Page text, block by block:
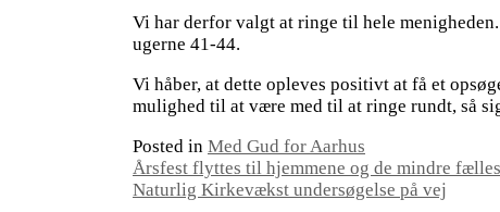
Vi har derfor valgt at ringe til hele
ugerne 41-44.
Vi håber, at dette opleves positivt at få et
mulighed til at være med til at ringe rundt, så
Posted in Med Gud for Aarhus
Indlægsnavigation
Årsfest flyttes til hjemmene og de mindre
Naturlig Kirkevækst undersøgelse på vej